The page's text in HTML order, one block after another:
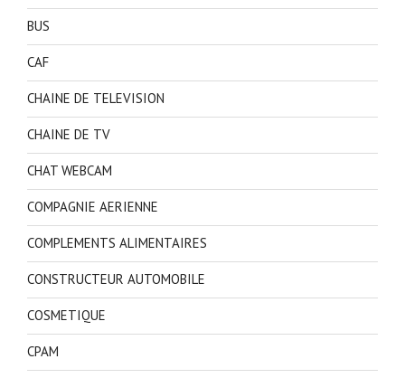
BUS
CAF
CHAINE DE TELEVISION
CHAINE DE TV
CHAT WEBCAM
COMPAGNIE AERIENNE
COMPLEMENTS ALIMENTAIRES
CONSTRUCTEUR AUTOMOBILE
COSMETIQUE
CPAM